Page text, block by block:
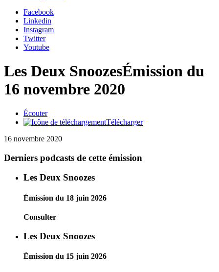
Facebook
Linkedin
Instagram
Twitter
Youtube
Les Deux SnoozesÉmission du
16 novembre 2020
Écouter
Télécharger
16 novembre 2020
Derniers podcasts de cette émission
Les Deux Snoozes
Émission du 18 juin 2026
Consulter
Les Deux Snoozes
Émission du 15 juin 2026